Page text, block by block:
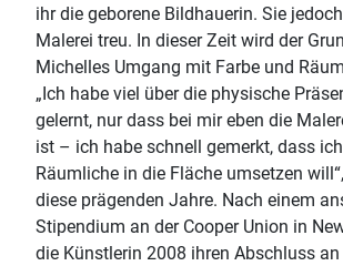
ihr die geborene Bildhauerin. Sie
Malerei treu. In dieser Zeit wird der
Michelles Umgang mit Farbe und
„Ich habe viel über die physische
gelernt, nur dass bei mir eben die
ist – ich habe schnell gemerkt, dass
Räumliche in die Fläche umsetzen
diese prägenden Jahre. Nach einem
Stipendium an der Cooper Union in
die Künstlerin 2008 ihren Abschluss an